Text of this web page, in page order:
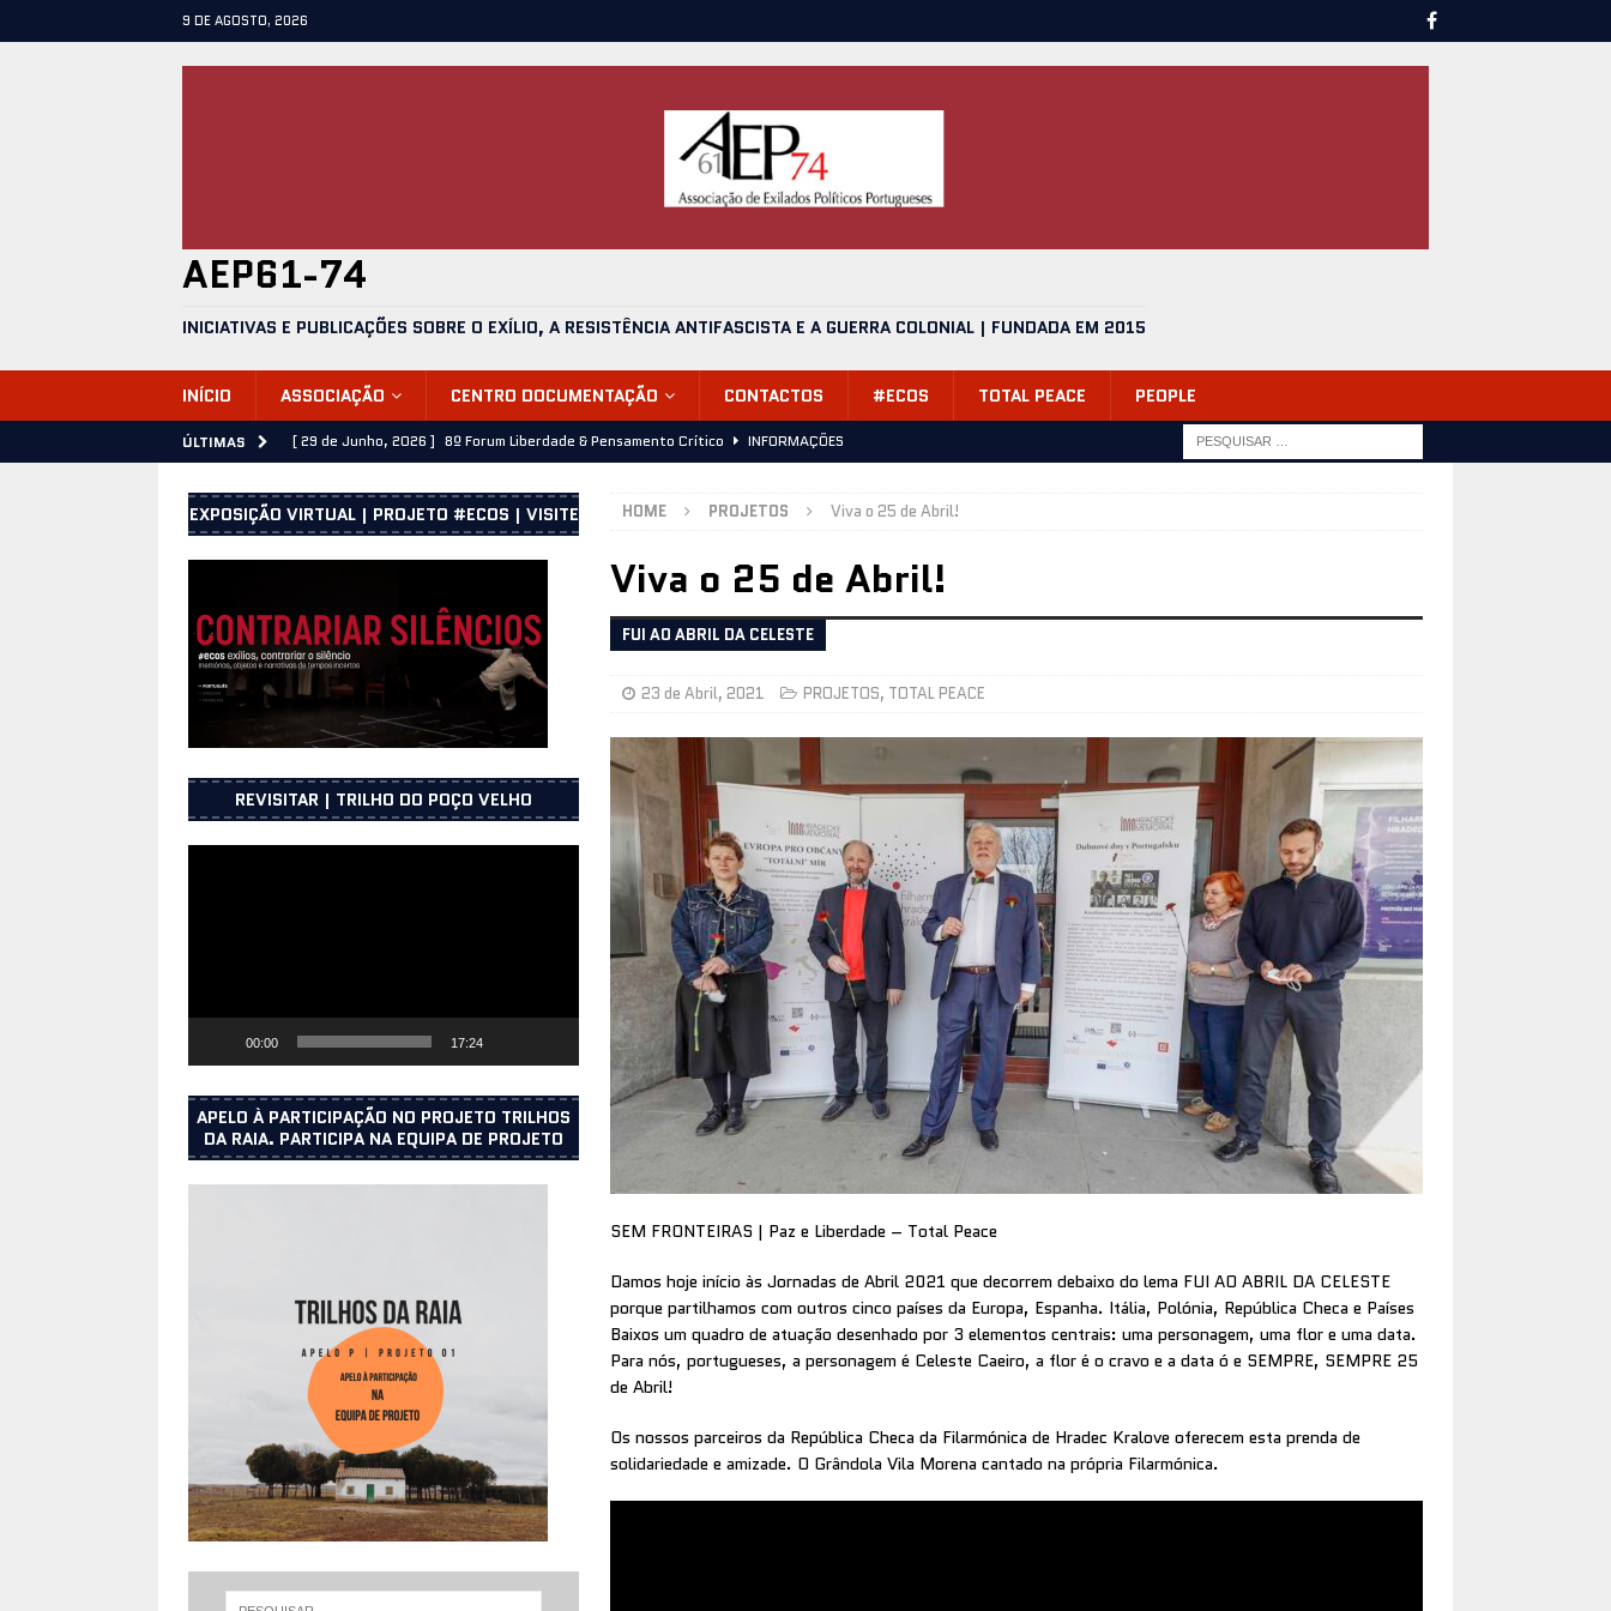
9 DE AGOSTO, 2026
AEP61-74
INICIATIVAS E PUBLICAÇÕES SOBRE O EXÍLIO, A RESISTÊNCIA ANTIFASCISTA E A GUERRA COLONIAL | FUNDADA EM 2015
INÍCIO ASSOCIAÇÃO CENTRO DOCUMENTAÇÃO CONTACTOS #ECOS TOTAL PEACE PEOPLE
ÚLTIMAS [ 29 de Junho, 2026 ] 8º Forum Liberdade & Pensamento Crítico
INFORMAÇÕES
[ 25 de Junho, 2026 ] 25 de Abril de 1974, Onde Estávamos? – Apresentação 11 de Julho 2026,
UNICEPE – Porto
INFORMAÇÕES
Os presos políticos durante a ditadura – Biblioteca de Alcântara 29 de julho
2025
INFORMAÇÕES
[ 23 de Julho, 2026 ]
Sessão de apresentação do livro 25 de Abril 1974, Onde estávamos? – 11 de
julho 2026 na UNICEPE na cidade do Porto
HOME PROJETOS Viva o 25 de Abril!
Viva o 25 de Abril!
FUI AO ABRIL DA CELESTE
23 de Abril, 2021 PROJETOS, TOTAL PEACE
SEM FRONTEIRAS | Paz e Liberdade – Total Peace
Damos hoje início às Jornadas de Abril 2021 que decorrem debaixo do lema FUI AO ABRIL DA CELESTE
porque partilhamos com outros cinco países da Europa, Espanha. Itália, Polónia, República Checa e Países
Baixos um quadro de atuação desenhado por 3 elementos centrais: uma personagem, uma flor e uma data.
Para nós, portugueses, a personagem é Celeste Caeiro, a flor é o cravo e a data ó e SEMPRE, SEMPRE 25
de Abril!
Os nossos parceiros da República Checa da Filarmónica de Hradec Kralove oferecem esta prenda de
solidariedade e amizade. O Grândola Vila Morena cantado na própria Filarmónica.
EXPOSIÇÃO VIRTUAL | PROJETO #ECOS | VISITE
REVISITAR | TRILHO DO POÇO VELHO
00:00 17:24
APELO À PARTICIPAÇÃO NO PROJETO TRILHOS
DA RAIA. PARTICIPA NA EQUIPA DE PROJETO